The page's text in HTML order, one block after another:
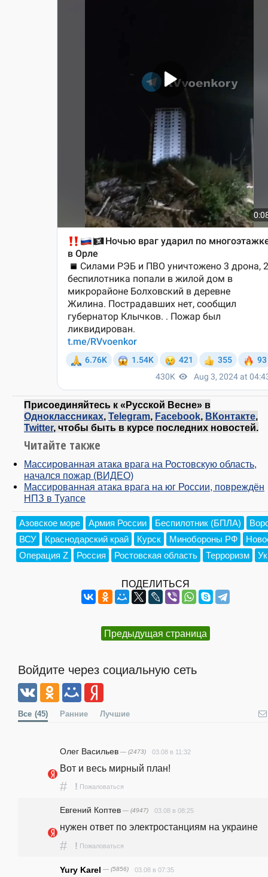
Присоединяйтесь к «Русской Весне» в
Одноклассниках, Telegram, Facebook, ВКонтакте,
Twitter, чтобы быть в курсе последних новостей.
Читайте также
Массированная атака врага на Ростовскую область,
начался пожар (ВИДЕО)
Массированная атака врага на юг России, повреждён
НПЗ в Туапсе
Азовское море Армия России Беспилотник (БПЛА)
ВСУ
Краснодарский край Курск Минобороны РФ
Операция Z
Россия Ростовская область Терроризм
ПОДЕЛИТЬСЯ
Предыдущая страница
Войдите через социальную сеть
Все (45) Ранние Лучшие
Олег Васильев — (2473) 03.08 в 11:32
Вот и весь мирный план!
# ! Пожаловаться
Евгений Коптев — (4947) 03.08 в 08:25
нужен ответ по электростанциям на украине
# ! Пожаловаться
Yury Karel — (5856) 03.08 в 07:35